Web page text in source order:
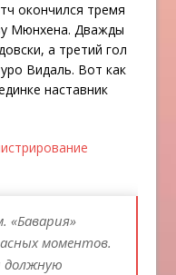
окончился тремя
Мюнхена. Дважды
а третий гол
Видаль. Вот как
наставник
«Бавария»
моментов.
должную